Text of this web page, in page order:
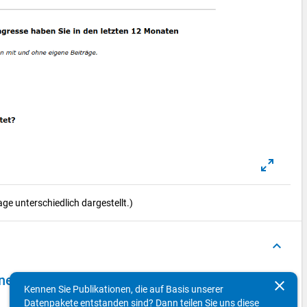
unterschiedlich dargestellt.)
keyboard_arrow_up
2014 - vierte Welle clear
Kennen Sie Publikationen, die auf Basis unserer
Datenpakete entstanden sind? Dann teilen Sie uns diese